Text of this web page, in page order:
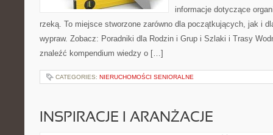
informacje dotyczące
rzeką. To miejsce stworzone zarówno dla początkujących, jak i
wypraw. Zobacz: Poradniki dla Rodzin i Grup i Szlaki i Trasy
znaleźć kompendium wiedzy o […]
CATEGORIES: NIERUCHOMOŚCI SENIORALNE
INSPIRACJE I ARANŻACJE